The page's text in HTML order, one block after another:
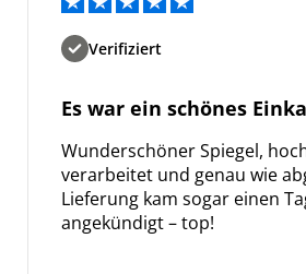
Verifiziert
Es war ein schönes
Wunderschöner Spiegel,
verarbeitet und genau wie
Lieferung kam sogar einen
angekündigt – top!